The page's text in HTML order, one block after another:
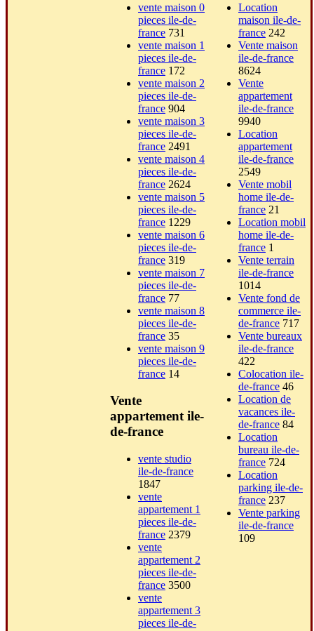
vente maison 0
pieces ile-de-
france 731
vente maison 1
pieces ile-de-
france 172
vente maison 2
pieces ile-de-
france 904
vente maison 3
pieces ile-de-
france 2491
vente maison 4
pieces ile-de-
france 2624
vente maison 5
pieces ile-de-
france 1229
vente maison 6
pieces ile-de-
france 319
vente maison 7
pieces ile-de-
france 77
vente maison 8
pieces ile-de-
france 35
vente maison 9
pieces ile-de-
france 14
Vente
appartement ile-
de-france
vente studio
ile-de-france
1847
vente
appartement 1
pieces ile-de-
france 2379
vente
appartement 2
pieces ile-de-
france 3500
vente
appartement 3
pieces ile-de-
Location
maison ile-de-
france 242
Vente maison
ile-de-france
8624
Vente
appartement
ile-de-france
9940
Location
appartement
ile-de-france
2549
Vente mobil
home ile-de-
france 21
Location mobil
home ile-de-
france 1
Vente terrain
ile-de-france
1014
Vente fond de
commerce ile-
de-france 717
Vente bureaux
ile-de-france
422
Colocation ile-
de-france 46
Location de
vacances ile-
de-france 84
Location
bureau ile-de-
france 724
Location
parking ile-de-
france 237
Vente parking
ile-de-france
109